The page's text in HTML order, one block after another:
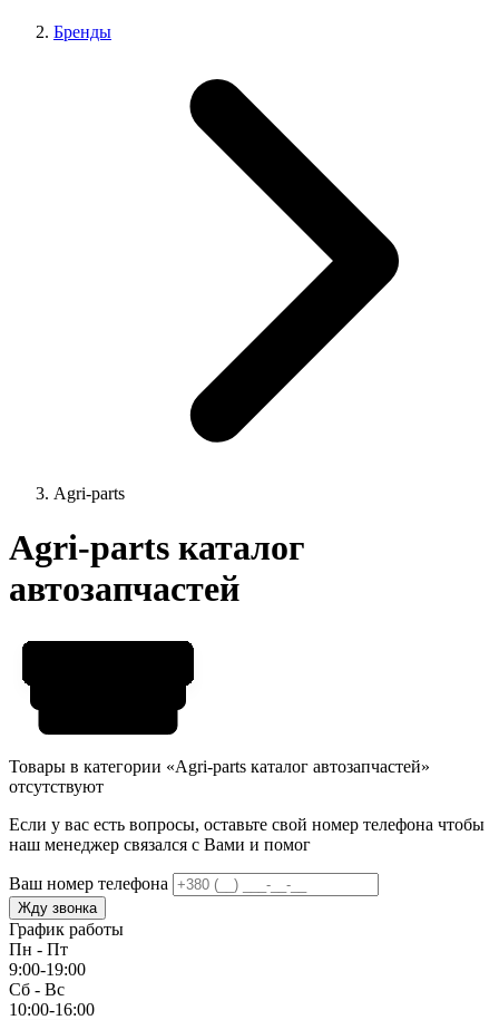
Бренды
Agri-parts
Agri-parts каталог
автозапчастей
Товары в категории «Agri-parts каталог автозапчастей»
отсутствуют
Если у вас есть вопросы, оставьте свой номер телефона чтобы
наш менеджер связался с Вами и помог
Ваш номер телефона
Жду звонка
График работы
Пн - Пт
9:00-19:00
Сб - Вс
10:00-16:00